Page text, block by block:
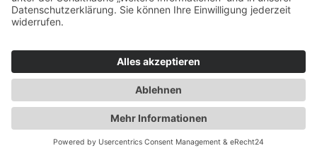
Selbstverteidigungswaffen
Gesundheit
Mein Konto
Zahlung und Versand
FAQ – Häufige Fragen
Kundenservice